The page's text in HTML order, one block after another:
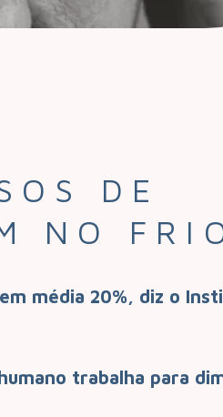
DE
NO
média 20%, diz o
trabalha para